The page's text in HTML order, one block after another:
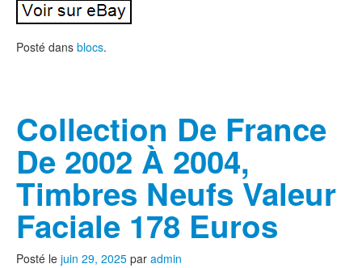
Posté dans blocs.
Collection De France
De 2002 À 2004,
Timbres Neufs Valeur
Faciale 178 Euros
Posté le juin 29, 2025 par admin